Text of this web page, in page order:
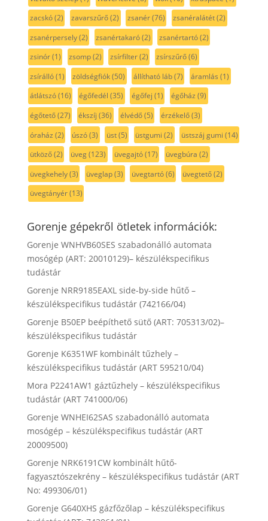
zacskó(2) zavarszűrő(2) zsanér(76) zsanéralátét(2)
zsanérpersely(2) zsanértakaró(2) zsanértartó(2)
zsinór(1) zsomp(2) zsírfilter(2) zsírszűrő(6)
zsírálló(1) zöldségfiók(50) állítható láb(7) áramlás (1)
átlátszó(16) égőfedél (35) égőfej (1) égőház (9)
égőtető(27) ékszíj (36) élvédő(5) érzékelő(3)
óraház (2) úszó(3) üst(5) üstgumi (2) üstszáj gumi (14)
ütköző(2) üveg(123) üvegajtó(17) üvegbúra (2)
üvegkehely(3) üveglap(3) üvegtartó(6) üvegtető(2)
üvegtányér(13)
Gorenje gépekről ötletek információk:
Gorenje WNHVB60SES szabadonálló automata
mosógép (ART: 20010129)– készülékspecifikus
tudástár
Gorenje NRR9185EAXL side-by-side hűtő –
készülékspecifikus tudástár (742166/04)
Gorenje B50EP beépíthető sütő (ART: 705313/02)–
készülékspecifikus tudástár
Gorenje K6351WF kombinált tűzhely –
készülékspecifikus tudástár (ART 595210/04)
Mora P2241AW1 gáztűzhely – készülékspecifikus
tudástár (ART 741000/06)
Gorenje WNHEI62SAS szabadonálló automata
mosógép – készülékspecifikus tudástár (ART
20009500)
Gorenje NRK6191CW kombinált hűtő-
fagyasztószekrény – készülékspecifikus tudástár (ART
No: 499306/01)
Gorenje G640XHS gázfőzőlap – készülékspecifikus